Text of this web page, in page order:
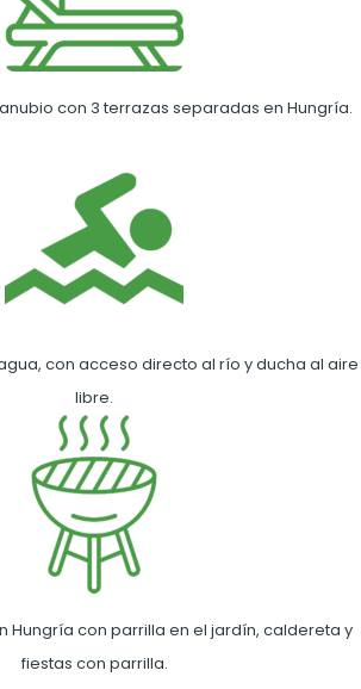
con 3 terrazas separadas en Hungría.
con acceso directo al río y ducha al aire
libre.
Hungría con parrilla en el jardín, caldereta y
fiestas con parrilla.